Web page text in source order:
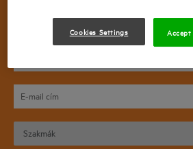
Cookies Settings Accept